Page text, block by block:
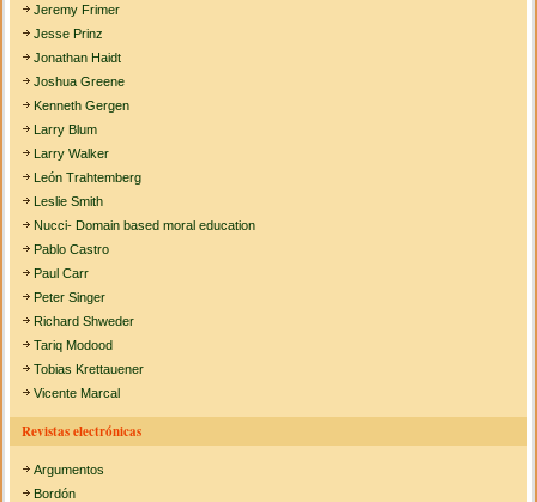
Jeremy Frimer
Jesse Prinz
Jonathan Haidt
Joshua Greene
Kenneth Gergen
Larry Blum
Larry Walker
León Trahtemberg
Leslie Smith
Nucci- Domain based moral education
Pablo Castro
Paul Carr
Peter Singer
Richard Shweder
Tariq Modood
Tobias Krettauener
Vicente Marcal
Revistas electrónicas
Argumentos
Bordón